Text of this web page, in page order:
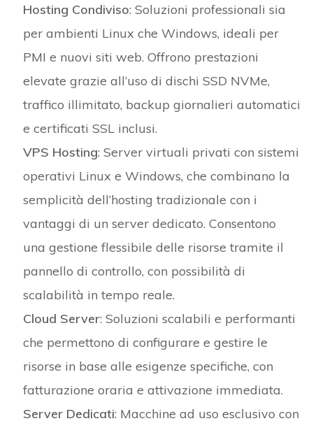
Hosting Condiviso: Soluzioni professionali sia
per ambienti Linux che Windows, ideali per
PMI e nuovi siti web. Offrono prestazioni
elevate grazie all’uso di dischi SSD NVMe,
traffico illimitato, backup giornalieri automatici
e certificati SSL inclusi.
VPS Hosting: Server virtuali privati con sistemi
operativi Linux e Windows, che combinano la
semplicità dell’hosting tradizionale con i
vantaggi di un server dedicato. Consentono
una gestione flessibile delle risorse tramite il
pannello di controllo, con possibilità di
scalabilità in tempo reale.
Cloud Server: Soluzioni scalabili e performanti
che permettono di configurare e gestire le
risorse in base alle esigenze specifiche, con
fatturazione oraria e attivazione immediata.
Server Dedicati: Macchine ad uso esclusivo con